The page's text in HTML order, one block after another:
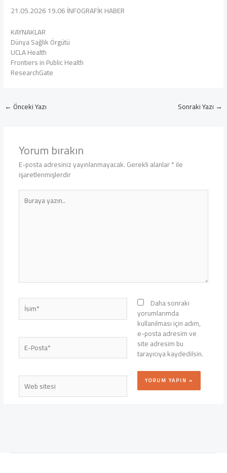
21.05.2026 19.06 İNFOGRAFİK HABER
KAYNAKLAR
Dünya Sağlık Örgütü
UCLA Health
Frontiers in Public Health
ResearchGate
← Önceki Yazı Sonraki Yazı →
Yorum bırakın
E-posta adresiniz yayınlanmayacak.Gerekli alanlar*ile
işaretlenmişlerdir
Buraya
yazın..
İsim*
E-
Posta*
Web
sitesi
Daha sonraki
yorumlarımda
kullanılması için adım,
e-posta adresim ve
site adresim bu
tarayıcıya kaydedilsin.